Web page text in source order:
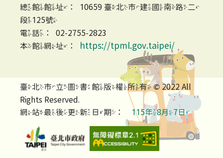
總館館址：10659 臺北市建國南路二
段125號
電話：02-2755-2823
本館網址：
https://tpml.gov.taipei/
臺北市立圖書館版權所有 © 2022 All
Rights Reserved.
網站最後更新日期：
115年8月7日